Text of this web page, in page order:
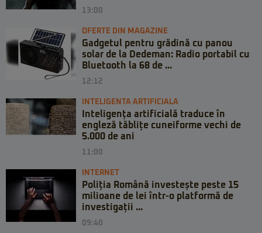
13:00
OFERTE DIN MAGAZINE
Gadgetul pentru grădină cu panou
solar de la Dedeman: Radio portabil cu
Bluetooth la 68 de ...
12:12
INTELIGENTA ARTIFICIALA
Inteligența artificială traduce în
engleză tăblițe cuneiforme vechi de
5.000 de ani
11:00
INTERNET
Poliția Română investește peste 15
milioane de lei într-o platformă de
investigații ...
09:40